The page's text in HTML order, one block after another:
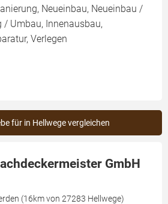
Neueinbau, Neueinbau /
/ Umbau, Innenausbau,
Verlegen
für in Hellwege vergleichen
GmbH
(16km von 27283 Hellwege)